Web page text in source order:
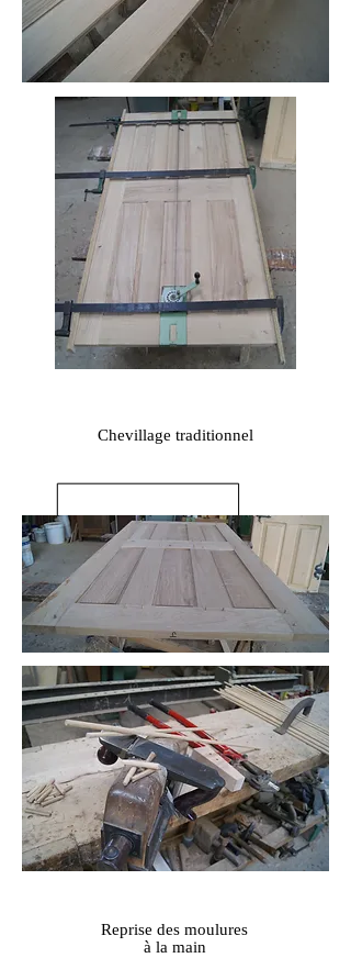
Chevillage traditionnel
Reprise des moulures
à la main